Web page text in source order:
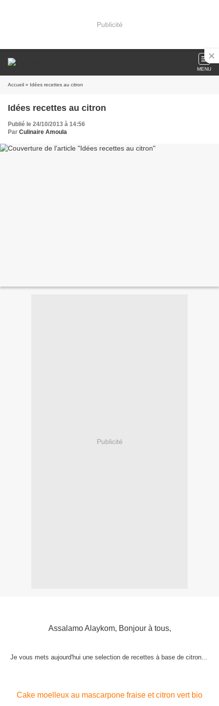
Publicité
MENU
Accueil » Idées recettes au citron
Idées recettes au citron
Publié le 24/10/2013 à 14:56
Par Culinaire Amoula
Publicité
Assalamo Alaykom, Bonjour à tous,
Je vous mets aujourd'hui une selection de recettes à base de citron...
Cake moelleux au mascarpone fraise et citron vert bio